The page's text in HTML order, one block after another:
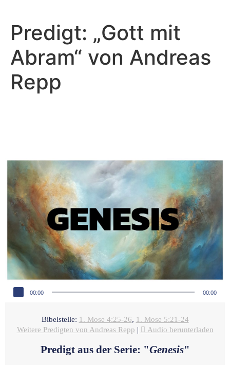
Predigt: „Gott mit
Abram“ von Andreas
Repp
Audio-Player
00:00 00:00
Bibelstelle: 1. Mose 4:25-26, 1. Mose 5:21-24
Weitere Predigten von Andreas Repp | Audio herunterladen
Predigt aus der Serie: "Genesis"